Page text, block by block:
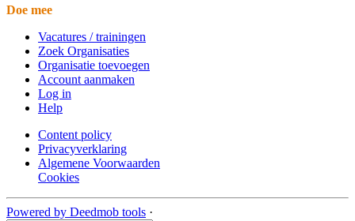
Doe mee
Vacatures / trainingen
Zoek Organisaties
Organisatie toevoegen
Account aanmaken
Log in
Help
Content policy
Privacyverklaring
Algemene Voorwaarden
Cookies
Powered by Deedmob tools ·